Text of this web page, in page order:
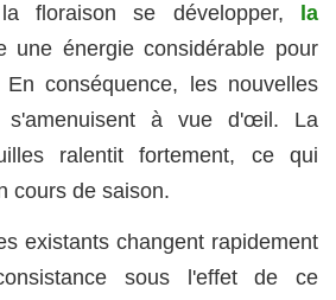
floraison se développer,
la
une énergie considérable pour
conséquence, les nouvelles
s'amenuisent à vue d'œil. La
ralentit fortement, ce qui
cours de saison.
existants changent rapidement
sous l'effet de ce